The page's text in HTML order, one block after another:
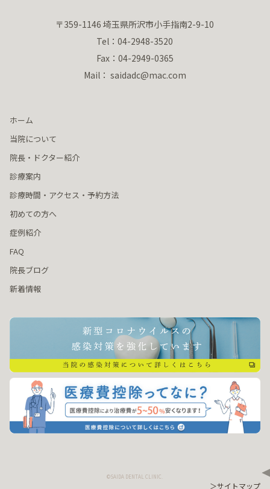
〒359-1146 埼玉県所沢市小手指南2-9-10
Tel：04-2948-3520
Fax：04-2949-0365
Mail： saidadc@mac.com
＞サイトマップ
©SAIDA DENTAL CLINIC.
ホーム
当院について
院長・ドクター紹介
診療案内
診療時間・アクセス・予約方法
初めての方へ
症例紹介
FAQ
院長ブログ
新着情報